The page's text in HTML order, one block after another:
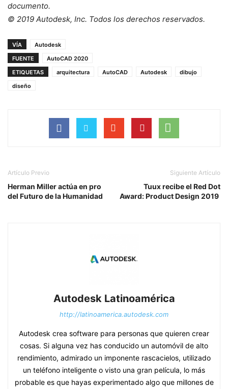
documento.
© 2019 Autodesk, Inc. Todos los derechos reservados.
VÍA
Autodesk
FUENTE
AutoCAD 2020
ETIQUETAS
arquitectura AutoCAD Autodesk
dibujo
diseño
Artículo Previo
Herman Miller actúa en pro
del Futuro de la Humanidad
Siguiente Artículo
Tuux recibe el Red Dot
Award: Product Design 2019
Autodesk Latinoamérica
http://latinoamerica.autodesk.com
Autodesk crea software para personas que quieren crear
cosas. Si alguna vez has conducido un automóvil de alto
rendimiento, admirado un imponente rascacielos, utilizado
un teléfono inteligente o visto una gran película, lo más
probable es que hayas experimentado algo que millones de